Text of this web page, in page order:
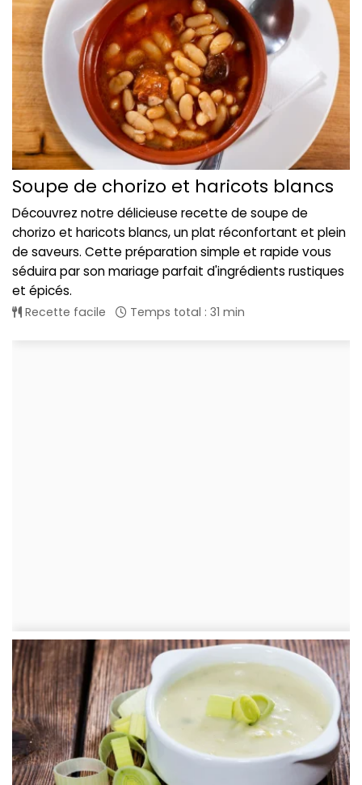
Soupe de chorizo et haricots blancs
Découvrez notre délicieuse recette de soupe de
chorizo et haricots blancs, un plat réconfortant et plein
de saveurs. Cette préparation simple et rapide vous
séduira par son mariage parfait d'ingrédients rustiques
et épicés.
Recette facile Temps total : 31 min